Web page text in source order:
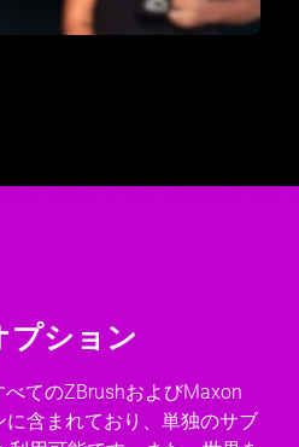
プション
てのZBrushおよびMaxon
に含まれており、単独のサブ